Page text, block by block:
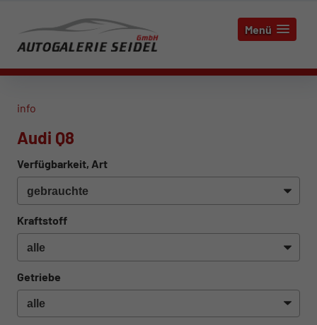
Menü
info
Audi Q8
Verfügbarkeit, Art
Kraftstoff
Getriebe